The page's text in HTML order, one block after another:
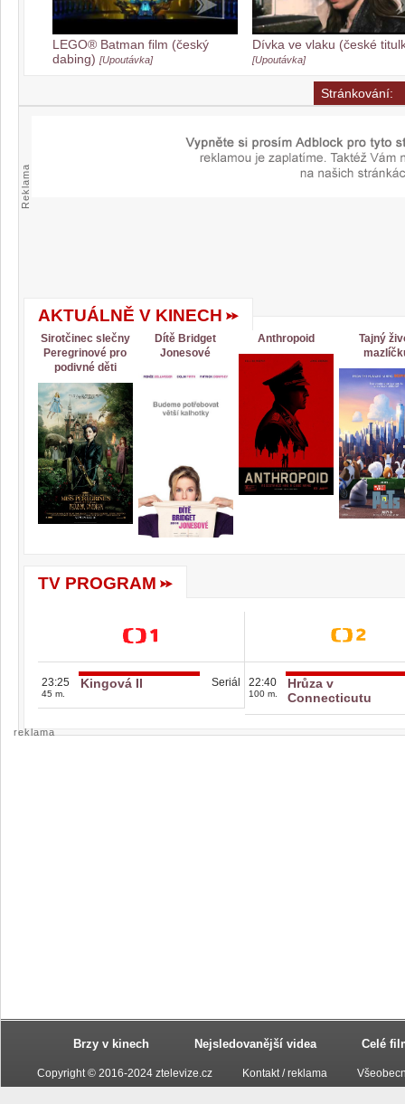
LEGO® Batman film (český
dabing) [Upoutávka]
Dívka ve vlaku (české
[Upoutávka]
Stránkování:
Reklama
AKTUÁLNĚ V KINECH
Sirotčinec slečny
Peregrinové pro
podivné děti
Dítě Bridget
Jonesové
Anthropoid
Tajný
TV PROGRAM
23:25
45 m.
Kingová II Seriál 22:40
100 m.
Hrůza v
Connecticutu
reklama
Brzy v kinech Nejsledovanější videa Celé
Copyright © 2016-2024 ztelevize.cz Kontakt / reklama